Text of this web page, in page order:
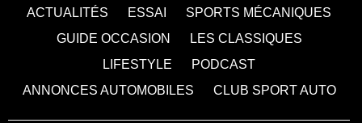
ACTUALITÉS ESSAI
SPORTS MÉCANIQUES
GUIDE OCCASION
LES CLASSIQUES
LIFESTYLE
PODCAST
ANNONCES AUTOMOBILES
CLUB SPORT AUTO